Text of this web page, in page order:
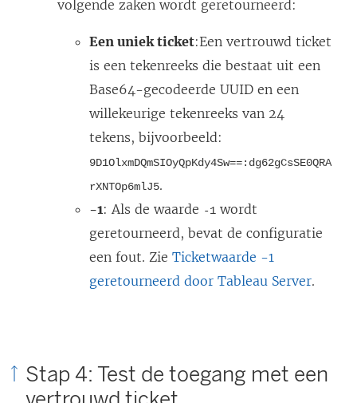
volgende zaken wordt geretourneerd:
Een uniek ticket:Een vertrouwd ticket
is een tekenreeks die bestaat uit een
Base64-gecodeerde UUID en een
willekeurige tekenreeks van 24
tekens, bijvoorbeeld:
9D1OlxmDQmSIOyQpKdy4Sw==:dg62gCsSE0QRA
rXNTOp6mlJ5.
-1: Als de waarde -1 wordt
geretourneerd, bevat de configuratie
een fout. Zie Ticketwaarde -1
geretourneerd door Tableau Server.
Stap 4: Test de toegang met een